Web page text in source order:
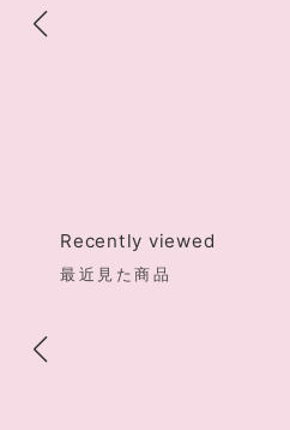
Recently viewed
最近見た商品